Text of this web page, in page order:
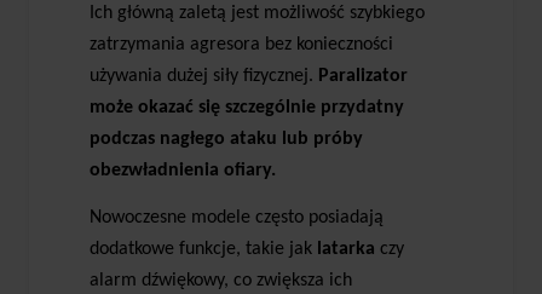
Ich główną zaletą jest możliwość szybkiego
zatrzymania agresora bez konieczności
używania dużej siły fizycznej. Paralizator
może okazać się szczególnie przydatny
podczas nagłego ataku lub próby
obezwładnienia ofiary.
Nowoczesne modele często posiadają
dodatkowe funkcje, takie jak latarka czy
alarm dźwiękowy, co zwiększa ich